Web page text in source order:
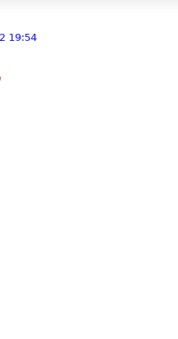
19:54